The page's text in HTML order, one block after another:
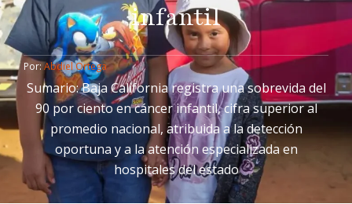
infantil
Por: Abdiel Ortega
Sumario: Baja California registra una sobrevida del
90 por ciento en cáncer infantil, cifra superior al
promedio nacional, atribuida a la detección
oportuna y a la atención especializada en
hospitales del estado